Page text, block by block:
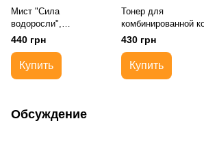
Мист "Сила
водоросли",
интенсивное
увлажнение и
упругость кожи
440 грн
Купить
Тонер для
комбинированной
"Луговой" с
комплексом
растительных
экстрактов и
430 грн
Купить
Обсуждение